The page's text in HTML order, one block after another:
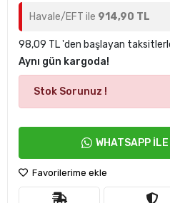
Havale/EFT ile 914,90 TL
98,09 TL 'den başlayan
Aynı gün kargoda!
Stok Sorunuz !
WHATSAPP
Favorilerime ekle